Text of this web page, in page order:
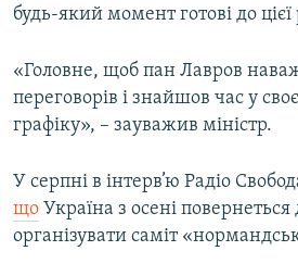
будь-який момент готові до
«Головне, щоб пан Лавров
переговорів і знайшов час у
графіку», – зауважив міністр.
У серпні в інтерв’ю Радіо
що Україна з осені повернеться
організувати саміт